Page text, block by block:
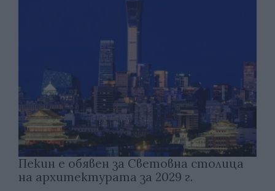
Пекин е обявен за Световна столица
на архитектурата за 2029 г.